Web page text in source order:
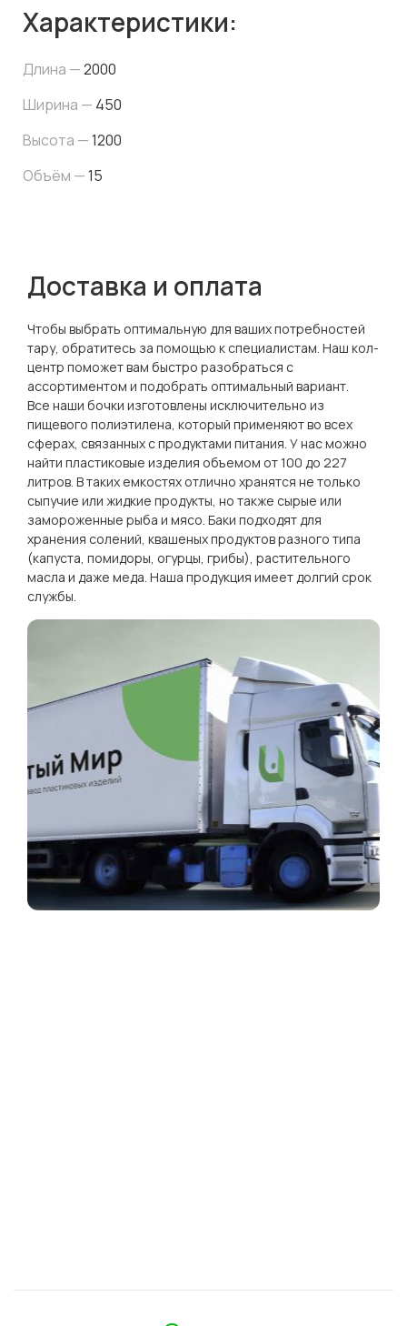
Характеристики:
Длина —2000
Ширина — 450
Высота —1200
Объём —15
Доставка и оплата
Чтобы выбрать оптимальную для ваших потребностей
тару, обратитесь за помощью к специалистам. Наш кол-
центр поможет вам быстро разобраться с
ассортиментом и подобрать оптимальный вариант.
Все наши бочки изготовлены исключительно из
пищевого полиэтилена, который применяют во всех
сферах, связанных с продуктами питания. У нас можно
найти пластиковые изделия объемом от 100 до 227
литров. В таких емкостях отлично хранятся не только
сыпучие или жидкие продукты, но также сырые или
замороженные рыба и мясо. Баки подходят для
хранения солений, квашеных продуктов разного типа
(капуста, помидоры, огурцы, грибы), растительного
масла и даже меда. Наша продукция имеет долгий срок
службы.